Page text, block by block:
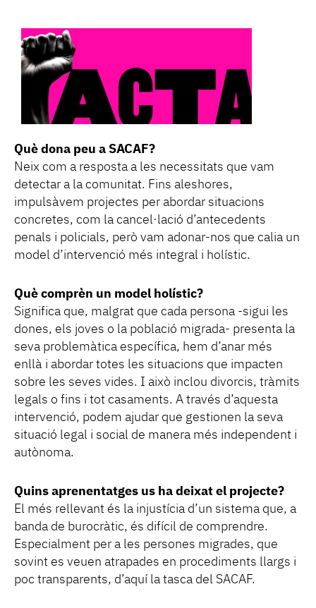
Què dona peu a SACAF?
Neix com a resposta a les necessitats que vam
detectar a la comunitat. Fins aleshores,
impulsàvem projectes per abordar situacions
concretes, com la cancel·lació d’antecedents
penals i policials, però vam adonar-nos que calia un
model d’intervenció més integral i holístic.
Què comprèn un model holístic?
Significa que, malgrat que cada persona -sigui les
dones, els joves o la població migrada- presenta la
seva problemàtica específica, hem d’anar més
enllà i abordar totes les situacions que impacten
sobre les seves vides. I això inclou divorcis, tràmits
legals o fins i tot casaments. A través d’aquesta
intervenció, podem ajudar que gestionen la seva
situació legal i social de manera més independent i
autònoma.
Quins aprenentatges us ha deixat el projecte?
El més rellevant és la injustícia d’un sistema que, a
banda de burocràtic, és difícil de comprendre.
Especialment per a les persones migrades, que
sovint es veuen atrapades en procediments llargs i
poc transparents, d’aquí la tasca del SACAF.